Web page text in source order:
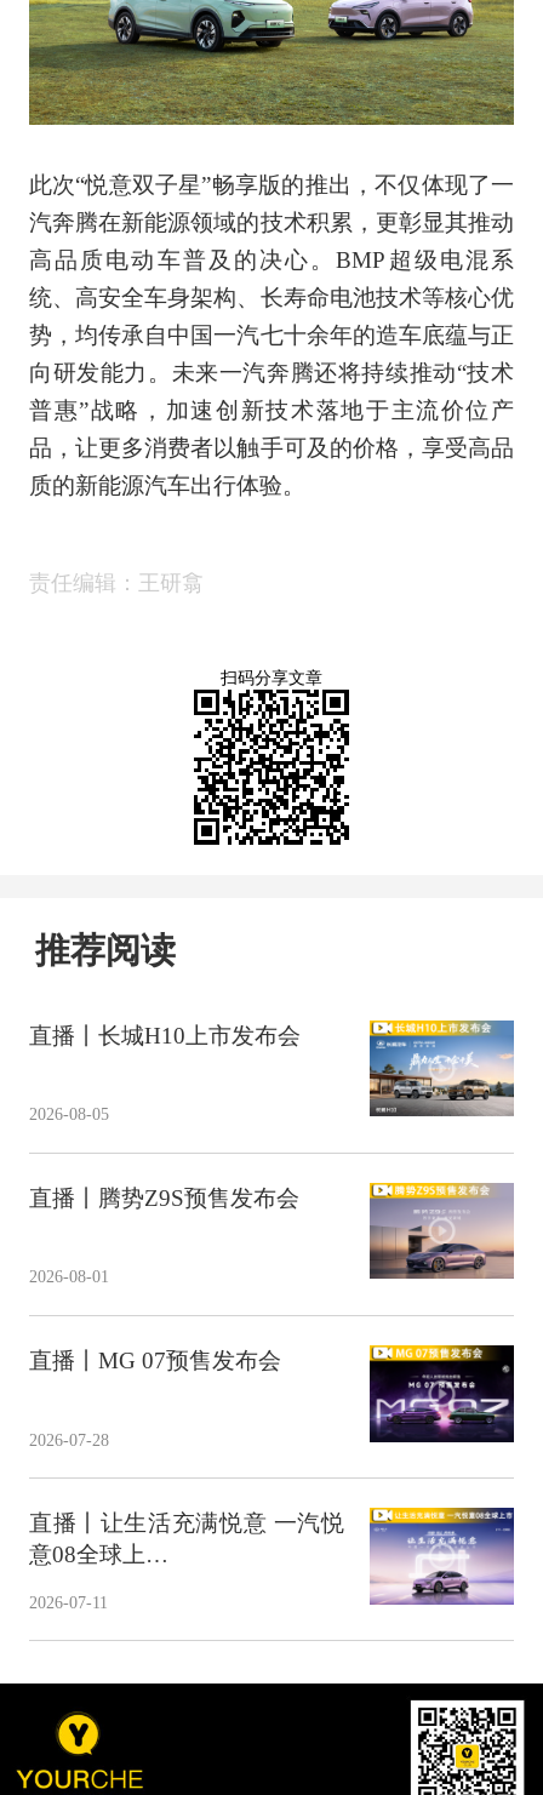
此次“悦意双子星”畅享版的推出，不仅体现了一
汽奔腾在新能源领域的技术积累，更彰显其推动
高品质电动车普及的决心。BMP超级电混系
统、高安全车身架构、长寿命电池技术等核心优
势，均传承自中国一汽七十余年的造车底蕴与正
向研发能力。未来一汽奔腾还将持续推动“技术
普惠”战略，加速创新技术落地于主流价位产
品，让更多消费者以触手可及的价格，享受高品
质的新能源汽车出行体验。
责任编辑：王研翕
扫码分享文章
推荐阅读
直播丨长城H10上市发布会
2026-08-05
直播丨腾势Z9S预售发布会
2026-08-01
直播丨MG 07预售发布会
2026-07-28
直播丨让生活充满悦意 一汽悦
意08全球上…
2026-07-11